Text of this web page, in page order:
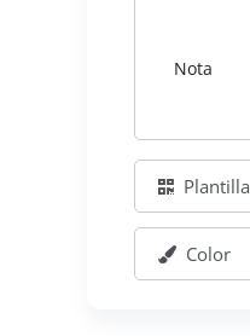
Nota
Plantilla
Color